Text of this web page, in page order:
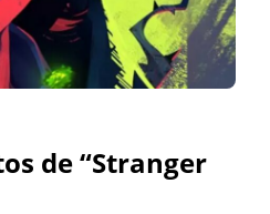
de “Stranger